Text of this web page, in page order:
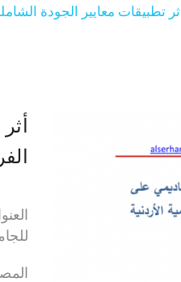
أثر تطبيقات معايير الجودة